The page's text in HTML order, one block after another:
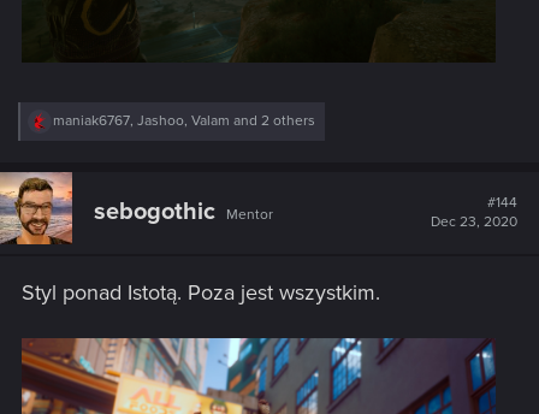
R
c
t
i
o
maniak6767, Jashoo, Valam and 2 others
sebogothic Mentor
#144
Dec 23, 2020
Styl ponad Istotą. Poza jest wszystkim.